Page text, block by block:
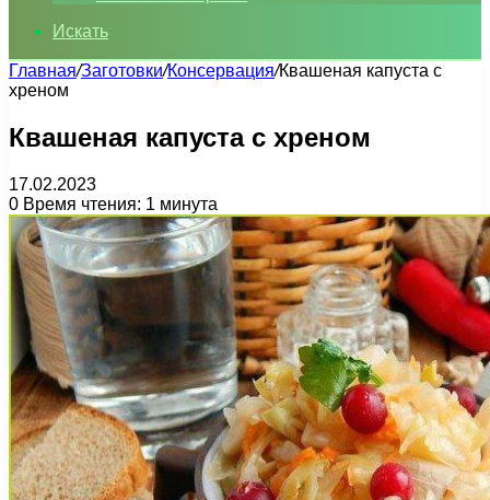
Искать
Главная/Заготовки/Консервация/Квашеная капуста с
хреном
Квашеная капуста с хреном
17.02.2023
0 Время чтения: 1 минута